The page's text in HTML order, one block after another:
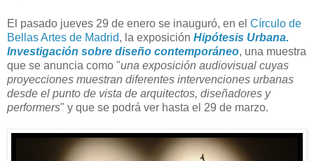
El pasado jueves 29 de enero se inauguró, en el Círculo de
Bellas Artes de Madrid, la exposición Hipótesis Urbana.
Investigación sobre diseño contemporáneo, una muestra
que se anuncia como "una exposición audiovisual cuyas
proyecciones muestran diferentes intervenciones urbanas
desde el punto de vista de arquitectos, diseñadores y
performers" y que se podrá ver hasta el 29 de marzo.